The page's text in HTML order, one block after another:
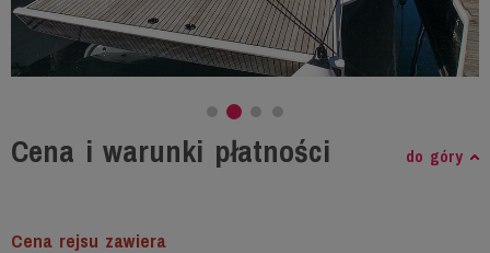
Cena i warunki płatności do góry
Cena rejsu zawiera